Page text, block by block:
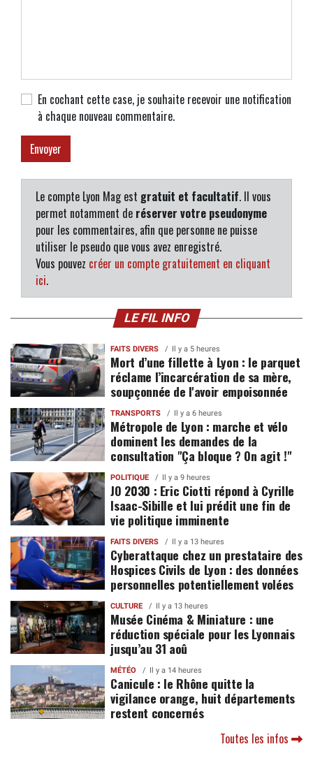
En cochant cette case, je souhaite recevoir une notification
à chaque nouveau commentaire.
Le compte Lyon Mag est gratuit et facultatif. Il vous
permet notamment de réserver votre pseudonyme
pour les commentaires, afin que personne ne puisse
utiliser le pseudo que vous avez enregistré.
Vous pouvez créer un compte gratuitement en cliquant
ici.
LE FIL INFO
FAITS DIVERS Il y a 5 heures
Mort d’une fillette à Lyon : le parquet
réclame l’incarcération de sa mère,
soupçonnée de l'avoir empoisonnée
TRANSPORTS Il y a 6 heures
Métropole de Lyon : marche et vélo
dominent les demandes de la
consultation "Ça bloque ? On agit !"
POLITIQUE Il y a 9 heures
JO 2030 : Eric Ciotti répond à Cyrille
Isaac-Sibille et lui prédit une fin de
vie politique imminente
FAITS DIVERS Il y a 13 heures
Cyberattaque chez un prestataire des
Hospices Civils de Lyon : des données
personnelles potentiellement volées
CULTURE Il y a 13 heures
Musée Cinéma & Miniature : une
réduction spéciale pour les Lyonnais
jusqu’au 31 aoû
MÉTÉO Il y a 14 heures
Canicule : le Rhône quitte la
vigilance orange, huit départements
restent concernés
Toutes les infos